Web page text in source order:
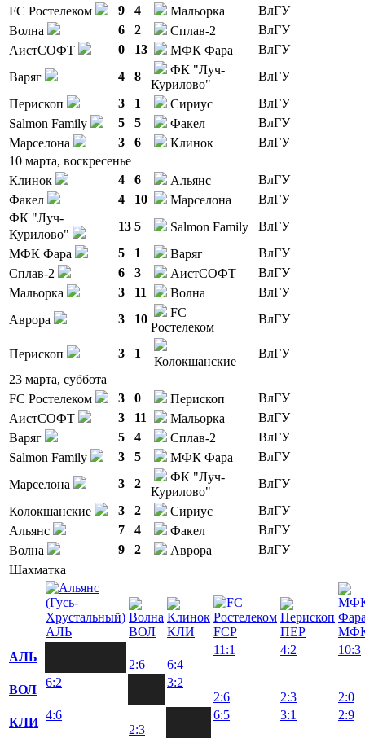
FC Ростелеком
9 4 Мальорка
ВлГУ
Волна
6 2 Сплав-2
ВлГУ
АистСОФТ
0 13 МФК Фара
ВлГУ
Варяг
4 8
ФК "Луч-
Курилово"
ВлГУ
Перископ
3 1 Сириус
ВлГУ
Salmon Family
5 5 Факел
ВлГУ
Марселона
3 6 Клинок
ВлГУ
10 марта, воскресенье
Клинок
4 6 Альянс
ВлГУ
Факел
4 10 Марселона
ВлГУ
ФК "Луч-
Курилово"
13 5 Salmon Family
ВлГУ
МФК Фара
5 1 Варяг
ВлГУ
Сплав-2
6 3 АистСОФТ
ВлГУ
Мальорка
3 11 Волна
ВлГУ
Аврора
3 10
FC
Ростелеком
ВлГУ
Перископ 3 1
Колокшанские
ВлГУ
23 марта, суббота
FC Ростелеком
3 0 Перископ
ВлГУ
АистСОФТ
3 11 Мальорка
ВлГУ
Варяг
5 4 Сплав-2
ВлГУ
Salmon Family
3 5 МФК Фара
ВлГУ
Марселона
3 2
ФК "Луч-
Курилово"
ВлГУ
Колокшанские
3 2 Сириус
ВлГУ
Альянс
7 4 Факел
ВлГУ
Волна
9 2 Аврора
ВлГУ
Шахматка
АЛЬ ВОЛ КЛИ FCР ПЕР
АЛЬ
2:6 6:4
11:1 4:2 10:3
ВОЛ
6:2
3:2
2:6
2:3
2:0
КЛИ
4:6
2:3
6:5 3:1 2:9